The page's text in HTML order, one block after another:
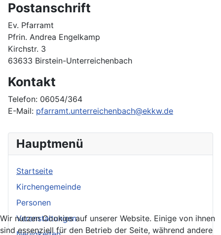
Hauptmenü
Startseite
Kirchengemeinde
Personen
Veranstaltungen
Postanschrift
Ev. Pfarramt
Pfrin. Andrea Engelkamp
Kirchstr. 3
63633 Birstein-Unterreichenbach
Kontakt
Telefon: 06054/364
E-Mail: pfarramt.unterreichenbach@ekkw.de
Wir nutzen Cookies auf unserer Website. Einige von ihnen
sind essenziell für den Betrieb der Seite, während andere